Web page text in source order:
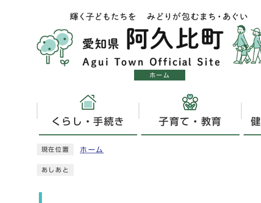
ホーム
くらし・手続き 子育て・教育
現在位置 ホーム
あしあと